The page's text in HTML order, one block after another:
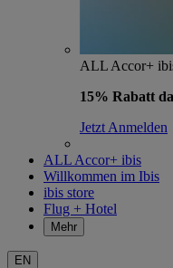
ALL Accor+
15% Rabatt
Jetzt Anmelden
ALL Accor+ ibis
Willkommen im Ibis
ibis store
Flug + Hotel
Mehr
EN